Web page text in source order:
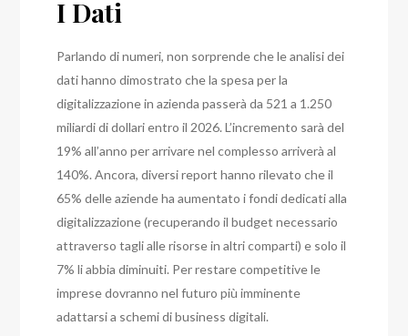
I Dati
Parlando di numeri, non sorprende che le analisi dei
dati hanno dimostrato che la spesa per la
digitalizzazione in azienda passerà da 521 a 1.250
miliardi di dollari entro il 2026. L’incremento sarà del
19% all’anno per arrivare nel complesso arriverà al
140%.Ancora, diversi report hanno rilevato che il
65% delle aziende ha aumentato i fondi dedicati alla
digitalizzazione (recuperando il budget necessario
attraverso tagli alle risorse in altri comparti) e solo il
7% li abbia diminuiti. Per restare competitive le
imprese dovranno nel futuro più imminente
adattarsi a schemi di business digitali.